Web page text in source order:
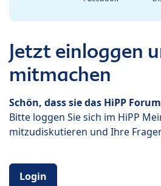
Jetzt einloggen
mitmachen
Schön, dass sie das HiPP
Bitte loggen Sie sich im HiPP
mitzudiskutieren und Ihre
Login